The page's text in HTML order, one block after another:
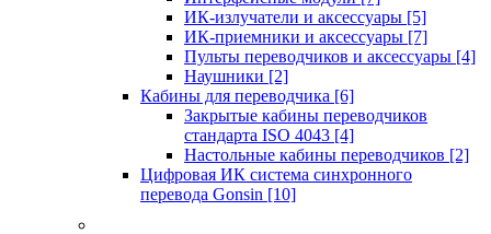
ИК-излучатели и аксессуары [5]
ИК-приемники и аксессуары [7]
Пульты переводчиков и аксессуары [4]
Наушники [2]
Кабины для переводчика [6]
Закрытые кабины переводчиков
стандарта ISO 4043 [4]
Настольные кабины переводчиков [2]
Цифровая ИК система синхронного
перевода Gonsin [10]